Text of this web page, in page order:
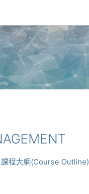
課程大綱(Course Outline)